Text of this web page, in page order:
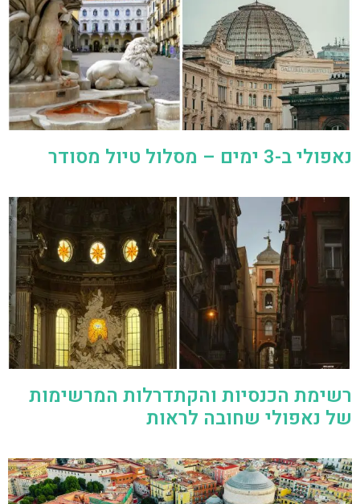
נאפולי ב-3 ימים – מסלול טיול מסודר
רשימת הכנסיות והקתדרלות המרשימות
של נאפולי שחובה לראות